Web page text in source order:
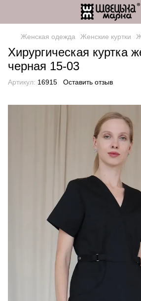
Женская одежда Женские куртки
Хирургическая куртка
черная 15-03
Артикул: 16915 Оставить отзыв